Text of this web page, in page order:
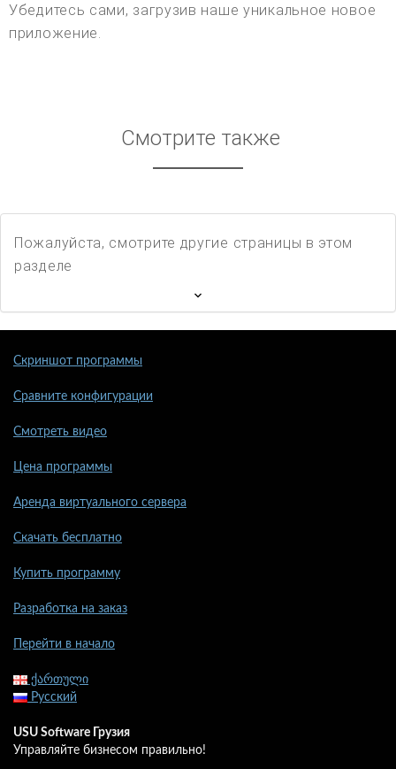
Убедитесь сами, загрузив наше уникальное новое
приложение.
Смотрите также
Пожалуйста, смотрите другие страницы в этом
разделе
Скриншот программы
Сравните конфигурации
Смотреть видео
Цена программы
Аренда виртуального сервера
Скачать бесплатно
Купить программу
Разработка на заказ
Перейти в начало
ქართული
Русский
USU Software Грузия
Управляйте бизнесом правильно!